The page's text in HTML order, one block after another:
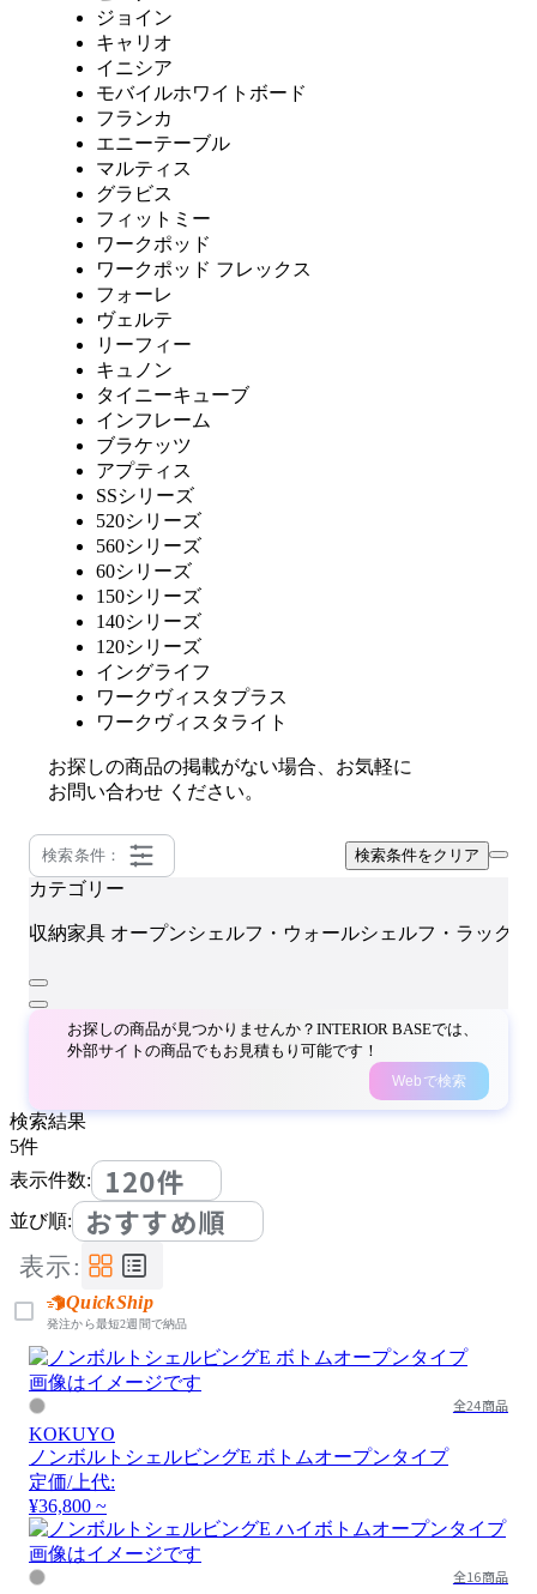
ジョイン
キャリオ
イニシア
モバイルホワイトボード
フランカ
エニーテーブル
マルティス
グラビス
フィットミー
ワークポッド
ワークポッド フレックス
フォーレ
ヴェルテ
リーフィー
キュノン
タイニーキューブ
インフレーム
ブラケッツ
アプティス
SSシリーズ
520シリーズ
560シリーズ
60シリーズ
150シリーズ
140シリーズ
120シリーズ
イングライフ
ワークヴィスタプラス
ワークヴィスタライト
お探しの商品の掲載がない場合、お気軽に
お問い合わせ ください。
検索条件： 検索条件をクリア
カテゴリー
収納家具 オープンシェルフ・ウォールシェルフ・ラック
お探しの商品が見つかりませんか？INTERIOR BASEでは、
外部サイトの商品でもお見積もり可能です！
Webで検索
検索結果
5件
表示件数:
120件
並び順: おすすめ順
表示:
QuickShip
発注から最短2週間で納品
画像はイメージです
全24商品
KOKUYO
ノンボルトシェルビングE ボトムオープンタイプ
定価/上代:
¥36,800 ~
画像はイメージです
全16商品